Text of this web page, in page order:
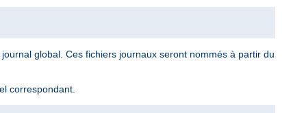
global. Ces fichiers journaux seront nommés à partir du
correspondant.